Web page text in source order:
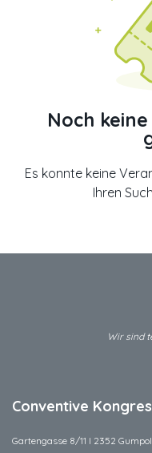
Noch
Es konnte keine
Ihren
Wir sind
Conventive
Gartengasse 8/11 I 2352